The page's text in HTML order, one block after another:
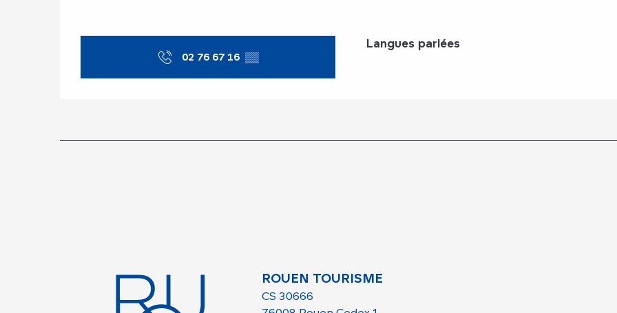
02 76 67 16 ▒▒
Langues parlées
Langues parlées
ROUEN TOURISME
CS 30666